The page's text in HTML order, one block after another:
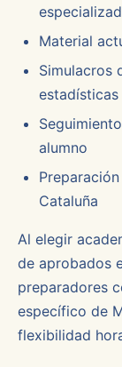
Material
Simulacros
estadísticas
alumno
Cataluña
Al elegir
de aprobados
preparadores
específico de
flexibilidad